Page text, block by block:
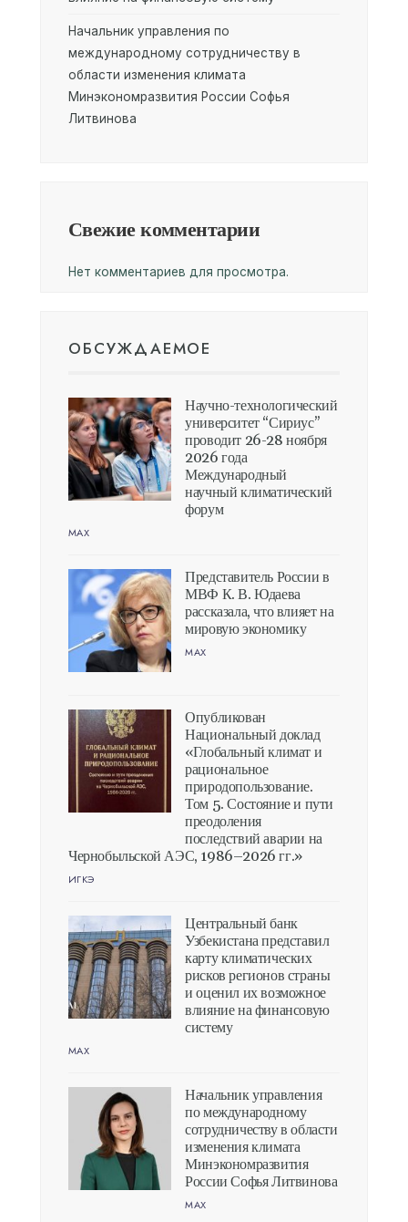
Начальник управления по
международному сотрудничеству в
области изменения климата
Минэкономразвития России Софья
Литвинова
Свежие комментарии
Нет комментариев для просмотра.
ОБСУЖДАЕМОЕ
Научно-технологический
университет “Сириус”
проводит 26-28 ноября
2026 года
Международный
научный климатический
форум
MAX
Представитель России в
МВФ К. В. Юдаева
рассказала, что влияет на
мировую экономику
MAX
Опубликован
Национальный доклад
«Глобальный климат и
рациональное
природопользование.
Том 5. Состояние и пути
преодоления
последствий аварии на
Чернобыльской АЭС, 1986–2026 гг.»
ИГКЭ
Центральный банк
Узбекистана представил
карту климатических
рисков регионов страны
и оценил их возможное
влияние на финансовую
систему
MAX
Начальник управления
по международному
сотрудничеству в области
изменения климата
Минэкономразвития
России Софья Литвинова
MAX